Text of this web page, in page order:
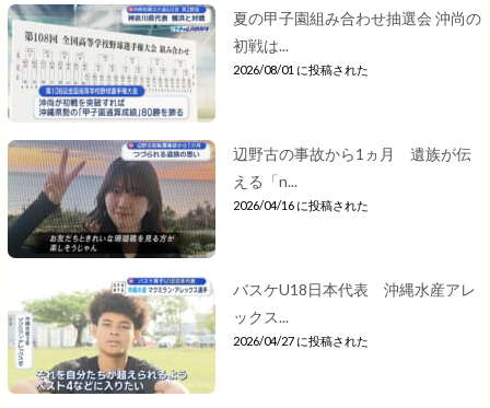
夏の甲子園組み合わせ抽選会 沖尚の
初戦は...
2026/08/01 に投稿された
辺野古の事故から1ヵ月 遺族が伝
える「n...
2026/04/16 に投稿された
バスケU18日本代表 沖縄水産アレ
ックス...
2026/04/27 に投稿された